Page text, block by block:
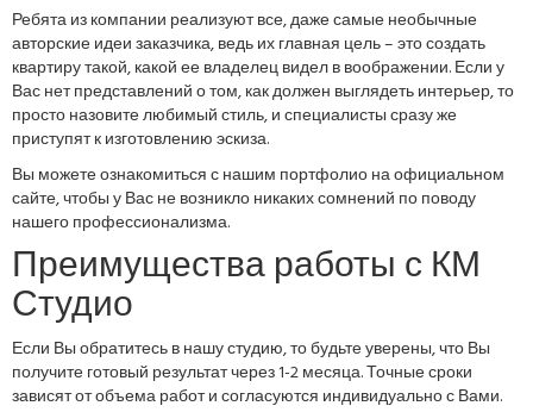
Ребята из компании реализуют все, даже самые необычные
авторские идеи заказчика, ведь их главная цель – это создать
квартиру такой, какой ее владелец видел в воображении. Если у
Вас нет представлений о том, как должен выглядеть интерьер, то
просто назовите любимый стиль, и специалисты сразу же
приступят к изготовлению эскиза.
Вы можете ознакомиться с нашим портфолио на официальном
сайте, чтобы у Вас не возникло никаких сомнений по поводу
нашего профессионализма.
Преимущества работы с КМ
Студио
Если Вы обратитесь в нашу студию, то будьте уверены, что Вы
получите готовый результат через 1-2 месяца. Точные сроки
зависят от объема работ и согласуются индивидуально с Вами.